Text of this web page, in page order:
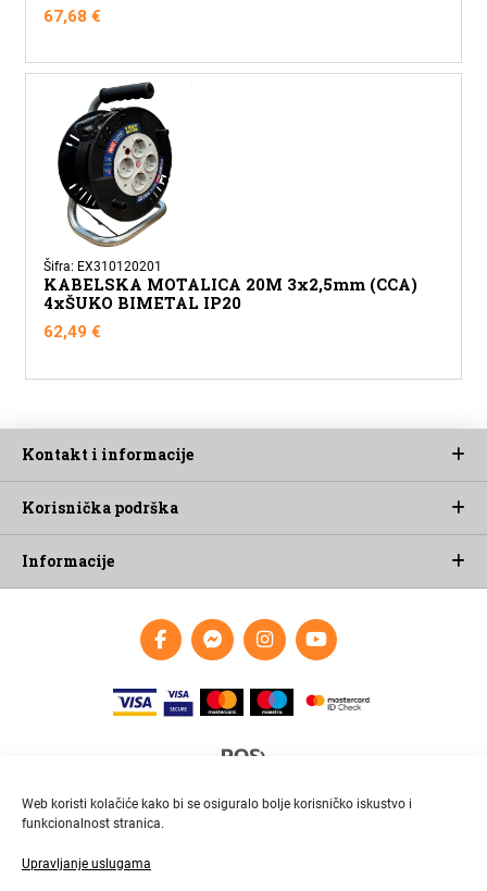
Web koristi kolačiće kako bi se osiguralo bolje korisničko iskustvo i
funkcionalnost stranica.
Upravljanje uslugama
67,68€
Šifra: EX310120201
KABELSKA MOTALICA 20M 3x2,5mm (CCA)
4xŠUKO BIMETAL IP20
62,49€
Kontakt i informacije
Korisnička podrška
Informacije
Brza i pouzdana dostava